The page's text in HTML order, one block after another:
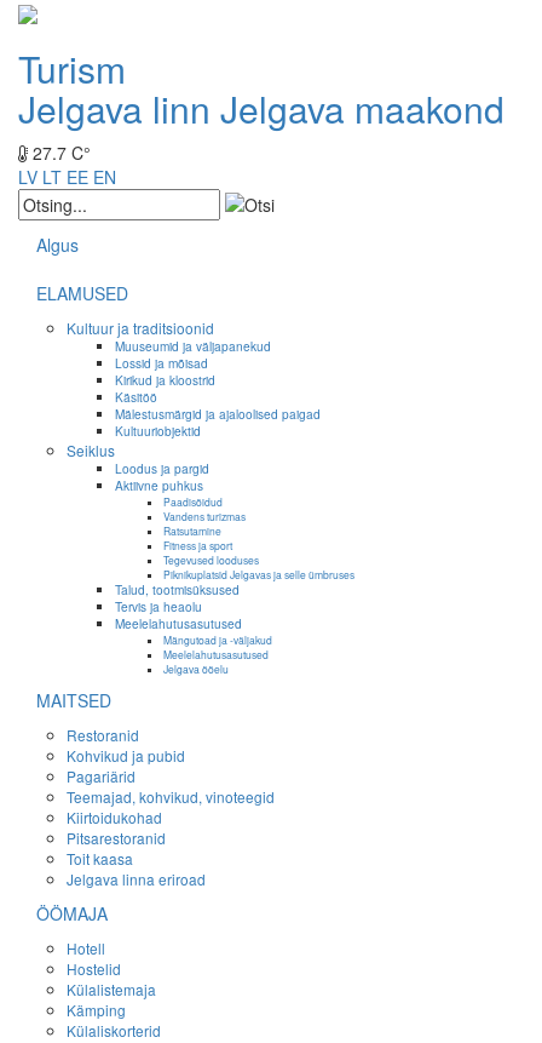
Turism
Jelgava linn Jelgava maakond
27.7 C°
LV LT EE EN
Algus
ELAMUSED
Kultuur ja traditsioonid
Muuseumid ja väljapanekud
Lossid ja mõisad
Kirikud ja kloostrid
Käsitöö
Mälestusmärgid ja ajaloolised paigad
Kultuuriobjektid
Seiklus
Loodus ja pargid
Aktiivne puhkus
Paadisõidud
Vandens turizmas
Ratsutamine
Fitness ja sport
Tegevused looduses
Piknikuplatsid Jelgavas ja selle ümbruses
Talud, tootmisüksused
Tervis ja heaolu
Meelelahutusasutused
Mängutoad ja -väljakud
Meelelahutusasutused
Jelgava ööelu
MAITSED
Restoranid
Kohvikud ja pubid
Pagariärid
Teemajad, kohvikud, vinoteegid
Kiirtoidukohad
Pitsarestoranid
Toit kaasa
Jelgava linna eriroad
ÖÖMAJA
Hotell
Hostelid
Külalistemaja
Kämping
Külaliskorterid